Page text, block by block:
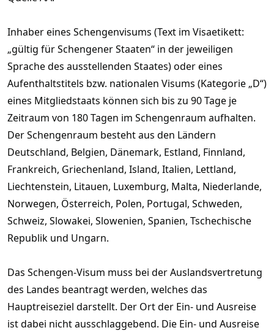
Inhaber eines Schengenvisums (Text im Visaetikett:
„gültig für Schengener Staaten“ in der jeweiligen
Sprache des ausstellenden Staates) oder eines
Aufenthaltstitels bzw. nationalen Visums (Kategorie „D“)
eines Mitgliedstaats können sich bis zu 90 Tage je
Zeitraum von 180 Tagen im Schengenraum aufhalten.
Der Schengenraum besteht aus den Ländern
Deutschland, Belgien, Dänemark, Estland, Finnland,
Frankreich, Griechenland, Island, Italien, Lettland,
Liechtenstein, Litauen, Luxemburg, Malta, Niederlande,
Norwegen, Österreich, Polen, Portugal, Schweden,
Schweiz, Slowakei, Slowenien, Spanien, Tschechische
Republik und Ungarn.
Das Schengen-Visum muss bei der Auslandsvertretung
des Landes beantragt werden, welches das
Hauptreiseziel darstellt. Der Ort der Ein- und Ausreise
ist dabei nicht ausschlaggebend. Die Ein- und Ausreise